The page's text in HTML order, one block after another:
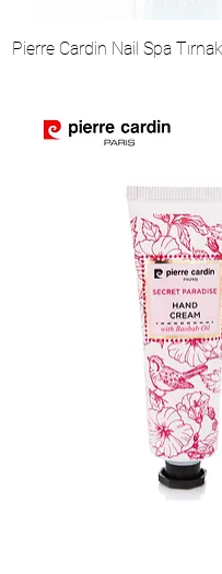
Pierre Cardin Nail Spa